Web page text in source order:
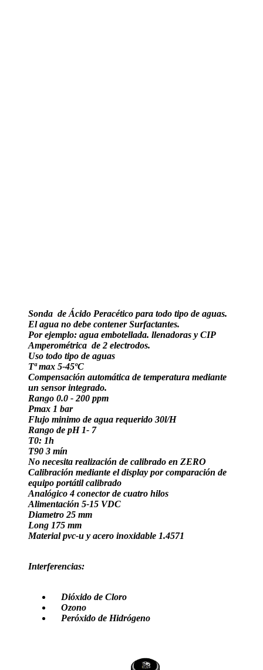
Sonda de Ácido Peracético para todo tipo de aguas.
El agua no debe contener Surfactantes.
Por ejemplo: agua embotellada. llenadoras y CIP
Amperométrica de 2 electrodos.
Uso todo tipo de aguas
Tª max 5-45ºC
Compensación automática de temperatura mediante
un sensor integrado.
Rango 0.0 - 200 ppm
Pmax 1 bar
Flujo minimo de agua requerido 30l/H
Rango de pH 1- 7
T0: 1h
T90 3 mín
No necesita realización de calibrado en ZERO
Calibración mediante el display por comparación de
equipo portátil calibrado
Analógico 4 conector de cuatro hilos
Alimentación 5-15 VDC
Diametro 25 mm
Long 175 mm
Material pvc-u y acero inoxidable 1.4571
Interferencias:
Dióxido de Cloro
Ozono
Peróxido de Hidrógeno